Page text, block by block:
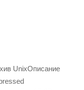
UnixОписание